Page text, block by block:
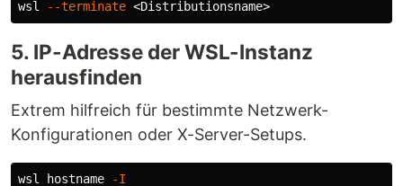
wsl --terminate
5. IP-Adresse der WSL-Instanz
herausfinden
Extrem hilfreich für bestimmte Netzwerk-
Konfigurationen oder X-Server-Setups.
wsl hostname -I